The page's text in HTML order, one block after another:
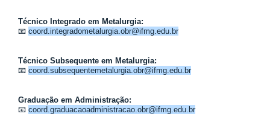
Técnico Integrado em Metalurgia:
📧 coord.integradometalurgia.obr@ifmg.edu.br
Técnico Subsequente em Metalurgia:
📧 coord.subsequentemetalurgia.obr@ifmg.edu.br
Graduação em Administração:
📧 coord.graduacaoadministracao.obr@ifmg.edu.br